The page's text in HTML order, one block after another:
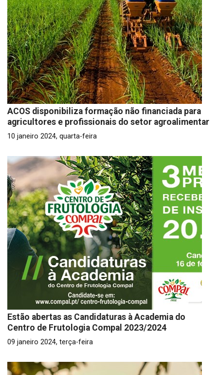
ACOS disponibiliza formação não financiada para
agricultores e profissionais do setor agroalimentar
10 janeiro 2024, quarta-feira
Estão abertas as Candidaturas à Academia do
Centro de Frutologia Compal 2023/2024
09 janeiro 2024, terça-feira